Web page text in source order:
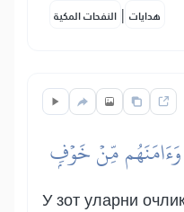
النفحات المكية | هدايات
مِّنۡ خَوۡفِۭ
У зот уларни